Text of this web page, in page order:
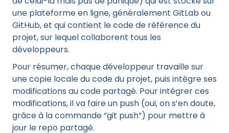
une plateforme en ligne, généralement GitLab ou
GitHub, et qui contient le code de référence du
projet, sur lequel collaborent tous les
développeurs.
Pour résumer, chaque développeur travaille sur
une copie locale du code du projet, puis intègre ses
modifications au code partagé. Pour intégrer ces
modifications, il va faire un push (oui, on s’en doute,
grâce à la commande “git push”) pour mettre à
jour le repo partagé.